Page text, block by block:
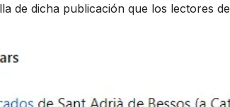
de dicha publicación que los lectores de